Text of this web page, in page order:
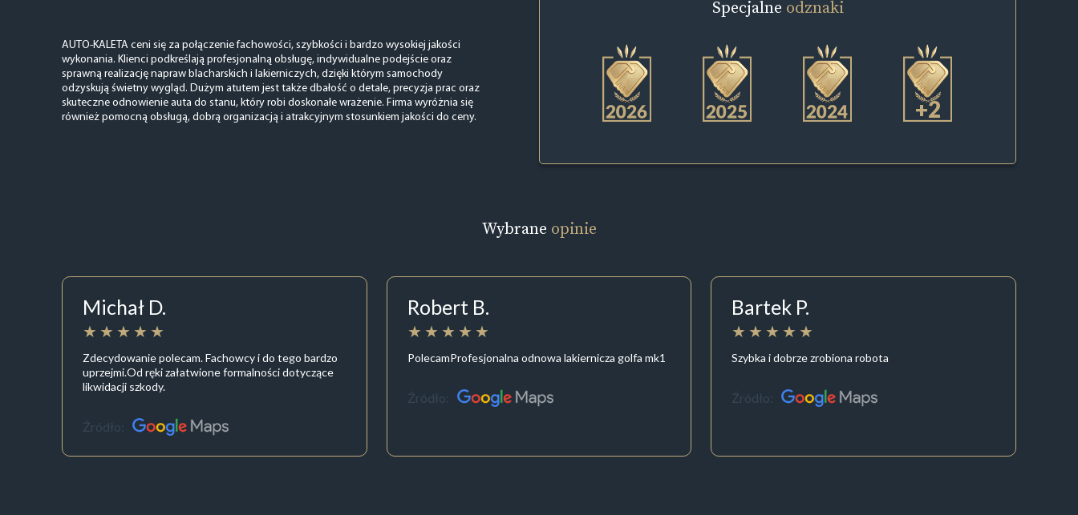
AUTO-KALETA ceni się za połączenie fachowości, szybkości i bardzo wysokiej jakości
wykonania. Klienci podkreślają profesjonalną obsługę, indywidualne podejście oraz
sprawną realizację napraw blacharskich i lakierniczych, dzięki którym samochody
odzyskują świetny wygląd. Dużym atutem jest także dbałość o detale, precyzja prac oraz
skuteczne odnowienie auta do stanu, który robi doskonałe wrażenie. Firma wyróżnia się
również pomocną obsługą, dobrą organizacją i atrakcyjnym stosunkiem jakości do ceny.
Specjalne odznaki
+2
Wybrane opinie
Michał D.
Zdecydowanie polecam. Fachowcy i do tego bardzo
uprzejmi.Od ręki załatwione formalności dotyczące
likwidacji szkody.
Źródło:
Robert B.
PolecamProfesjonalna odnowa lakiernicza golfa mk1
Źródło:
Bartek P.
Szybka i dobrze zrobiona robota
Źródło: